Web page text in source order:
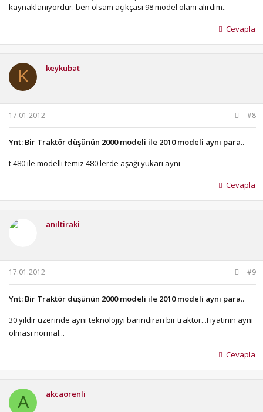
kaynaklanıyordur. ben olsam açıkçası 98 model olanı alırdım..
Cevapla
K keykubat
17.01.2012 #8
Ynt: Bir Traktör düşünün 2000 modeli ile 2010 modeli aynı para..
t 480 ile modelli temiz 480 lerde aşağı yukarı aynı
Cevapla
anıltiraki
17.01.2012 #9
Ynt: Bir Traktör düşünün 2000 modeli ile 2010 modeli aynı para..
30 yıldır üzerinde aynı teknolojiyi barındıran bir traktör...Fiyatının aynı
olması normal...
Cevapla
A akcaorenli